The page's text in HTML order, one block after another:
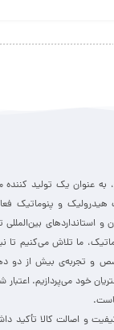
به عنوان یک تولید کننده
هیدرولیک و پنوماتیک
و استانداردهای
ما تلاش می‌کنیم تا
و تجربه‌ی بیش از دو
خود می‌پردازیم. اعتبار
کیفیت و اصالت کالا